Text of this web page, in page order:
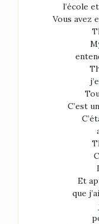
l’école
Vous avez
C’est
Et
que